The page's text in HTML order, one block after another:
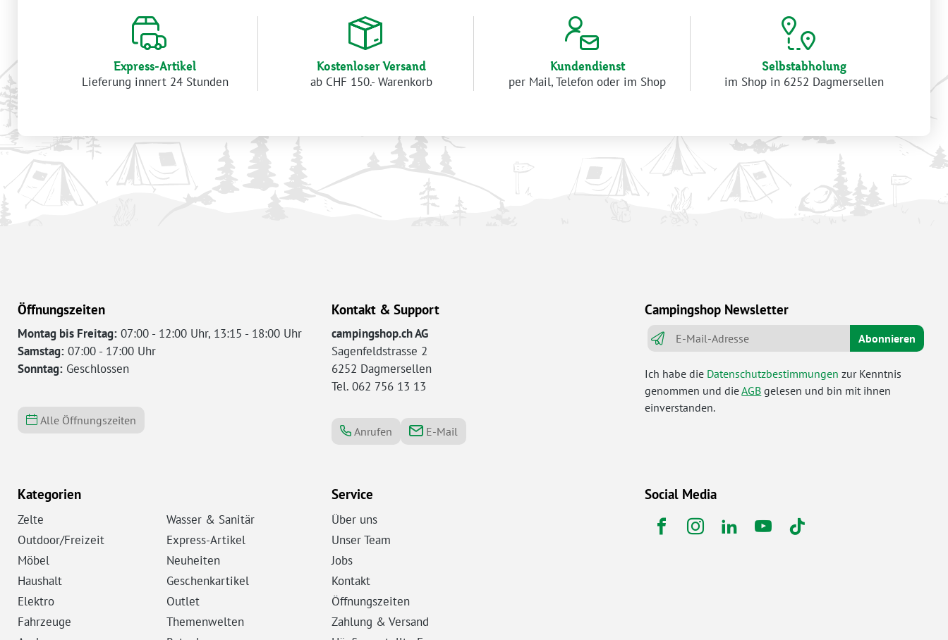
Express-Artikel
Lieferung innert 24 Stunden
Kostenloser Versand
ab CHF 150.- Warenkorb
Kundendienst
per Mail, Telefon oder im Shop
Selbstabholung
im Shop in 6252 Dagmersellen
Öffnungszeiten
Montag bis Freitag: 07:00 - 12:00 Uhr, 13:15 - 18:00 Uhr
Samstag: 07:00 - 17:00 Uhr
Sonntag: Geschlossen
Alle Öffnungszeiten
Kontakt & Support
campingshop.ch AG
Sagenfeldstrasse 2
6252 Dagmersellen
Tel. 062 756 13 13
Anrufen E-Mail
Campingshop Newsletter
Abonnieren
Ich habe die Datenschutzbestimmungen zur Kenntnis
genommen und dieAGB gelesen und bin mit ihnen
einverstanden.
Kategorien
Zelte
Outdoor/Freizeit
Möbel
Haushalt
Elektro
Fahrzeuge
Wasser & Sanitär
Express-Artikel
Neuheiten
Geschenkartikel
Outlet
Themenwelten
Service
Über uns
Unser Team
Jobs
Kontakt
Öffnungszeiten
Zahlung & Versand
Social Media